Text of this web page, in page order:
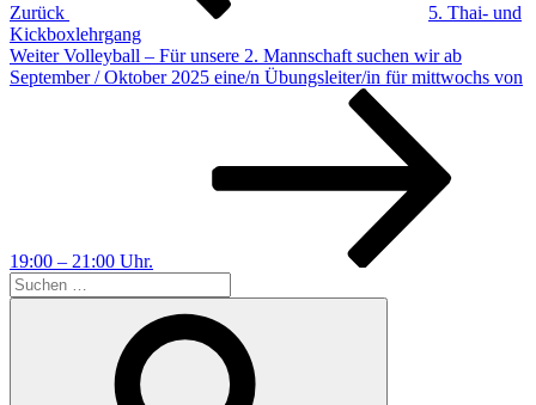
Zurück
5. Thai- und
Kickboxlehrgang
Nächster
Beitrag
Weiter Volleyball – Für unsere 2. Mannschaft suchen wir ab
September / Oktober 2025 eine/n Übungsleiter/in für mittwochs von
19:00 – 21:00 Uhr.
Suchen
nach: